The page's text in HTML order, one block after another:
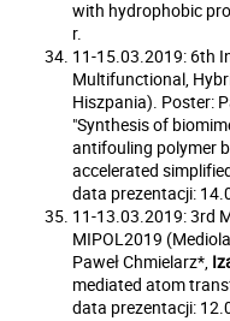
with hydrophobic
r.
11-15.03.2019: 6th
Multifunctional,
Hiszpania). Poster:
"Synthesis of
antifouling polymer
accelerated
data prezentacji:
11-13.03.2019: 3rd
MIPOL2019
Paweł Chmielarz*,
mediated atom
data prezentacji: